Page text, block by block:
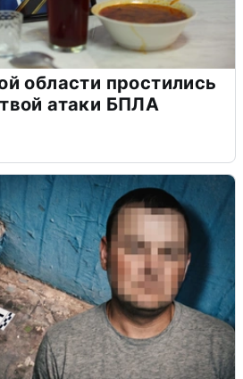
области простились
атаки БПЛА